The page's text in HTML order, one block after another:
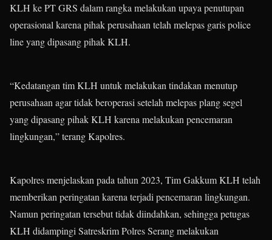
KLH ke PT GRS dalam rangka melakukan upaya penutupan
operasional karena pihak perusahaan telah melepas garis police
line yang dipasang pihak KLH.
“Kedatangan tim KLH untuk melakukan tindakan menutup
perusahaan agar tidak beroperasi setelah melepas plang segel
yang dipasang pihak KLH karena melakukan pencemaran
lingkungan,” terang Kapolres.
Kapolres menjelaskan pada tahun 2023, Tim Gakkum KLH telah
memberikan peringatan karena terjadi pencemaran lingkungan.
Namun peringatan tersebut tidak diindahkan, sehingga petugas
KLH didampingi Satreskrim Polres Serang melakukan